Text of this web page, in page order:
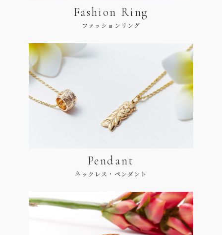
Fashion Ring
ファッションリング
Pendant
ネックレス・ペンダント